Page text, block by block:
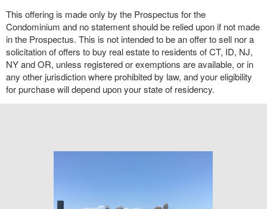
This offering is made only by the Prospectus for the
Condominium and no statement should be relied upon if not made
in the Prospectus. This is not intended to be an offer to sell nor a
solicitation of offers to buy real estate to residents of CT, ID, NJ,
NY and OR, unless registered or exemptions are available, or in
any other jurisdiction where prohibited by law, and your eligibility
for purchase will depend upon your state of residency.